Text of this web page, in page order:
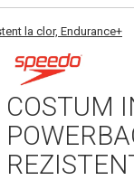
la clor, Endurance+
COSTUM